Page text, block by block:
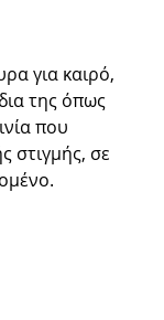
για καιρό,
της όπως
που
στιγμής, σε